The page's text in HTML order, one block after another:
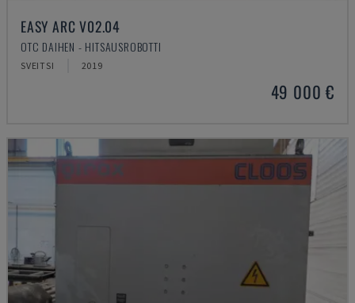
EASY ARC V02.04
OTC DAIHEN - HITSAUSROBOTTI
SVEITSI 2019
49 000 €